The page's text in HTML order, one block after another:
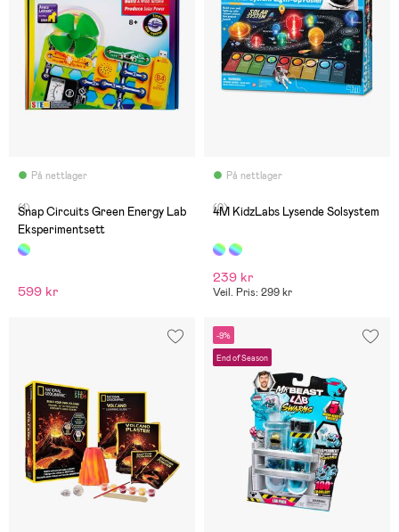
På nettlager
(1)
Snap Circuits Green Energy Lab
Eksperimentsett
599 kr
På nettlager
(0)
4M KidzLabs Lysende Solsystem
239 kr
Veil. Pris: 299 kr
-9%
End of Season